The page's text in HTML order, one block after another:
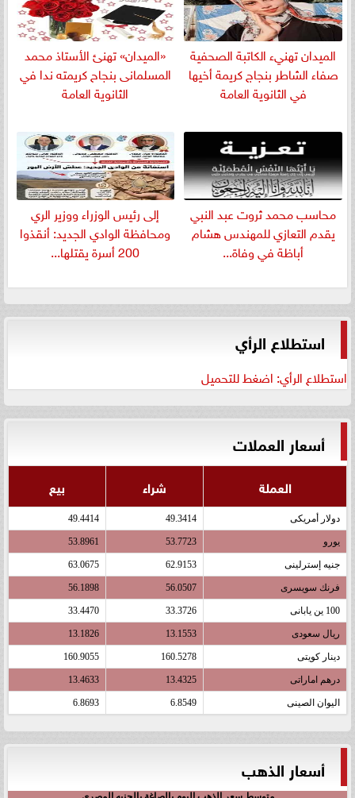
الميدان تهنيء الكاتبة الصحفية
صفاء الشاطر بنجاج كريمة أخيها
في الثانوية العامة
«الميدان» تهنئ الأستاذ محمد
المسلمانى بنجاح كريمته ندا في
الثانوية العامة
​محاسب محمد ثروت عبد النبي
يقدم التعازي للمهندس هشام
أباظة في وفاة...
إلى رئيس الوزراء ووزير الري
ومحافظة الوادي الجديد: أنقذوا
200 أسرة يقتلها...
استطلاع الرأي
استطلاع الرأي: اضغط للتحميل
أسعار العملات
العملة شراء بيع
دولار أمريكى 49.3414
49.4414
يورو 53.7723
53.8961
جنيه إسترلينى 62.9153
63.0675
فرنك سويسرى 56.0507
56.1898
100 ين يابانى 33.3726
33.4470
ريال سعودى 13.1553
13.1826
دينار كويتى 160.5278
160.9055
درهم اماراتى 13.4325
13.4633
اليوان الصينى 6.8549
6.8693
أسعار الذهب